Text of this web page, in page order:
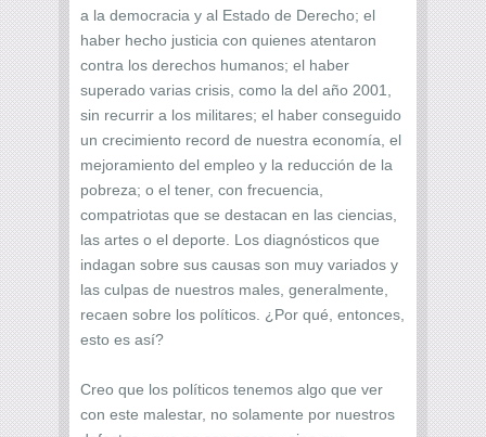
a la democracia y al Estado de Derecho; el
haber hecho justicia con quienes atentaron
contra los derechos humanos; el haber
superado varias crisis, como la del año 2001,
sin recurrir a los militares; el haber conseguido
un crecimiento record de nuestra economía, el
mejoramiento del empleo y la reducción de la
pobreza; o el tener, con frecuencia,
compatriotas que se destacan en las ciencias,
las artes o el deporte. Los diagnósticos que
indagan sobre sus causas son muy variados y
las culpas de nuestros males, generalmente,
recaen sobre los políticos. ¿Por qué, entonces,
esto es así?
Creo que los políticos tenemos algo que ver
con este malestar, no solamente por nuestros